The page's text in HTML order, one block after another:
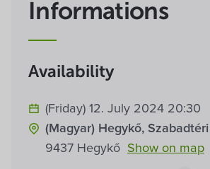
Informations
Availability
(Friday) 12. July 2024 20:30
(Magyar) Hegykő,
9437 Hegykő Show on map